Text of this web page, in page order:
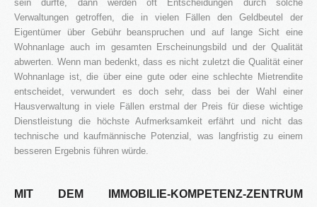
Blog
Kontakt
sein dürfte, dann werden oft Entscheidungen durch solche
Verwaltungen getroffen, die in vielen Fällen den Geldbeutel der
Eigentümer über Gebühr beanspruchen und auf lange Sicht eine
Wohnanlage auch im gesamten Erscheinungsbild und der Qualität
abwerten. Wenn man bedenkt, dass es nicht zuletzt die Qualität einer
Wohnanlage ist, die über eine gute oder eine schlechte Mietrendite
entscheidet, verwundert es doch sehr, dass bei der Wahl einer
Hausverwaltung in viele Fällen erstmal der Preis für diese wichtige
Dienstleistung die höchste Aufmerksamkeit erfährt und nicht das
technische und kaufmännische Potenzial, was langfristig zu einem
besseren Ergebnis führen würde.
MIT DEM IMMOBILIE-KOMPETENZ-ZENTRUM